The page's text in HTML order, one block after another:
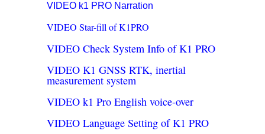
VIDEO k1 PRO Narration
VIDEO Star-fill of K1PRO
VIDEO Check System Info of K1 PRO
VIDEO K1 GNSS RTK, inertial
measurement system
VIDEO k1 Pro English voice-over
VIDEO Language Setting of K1 PRO